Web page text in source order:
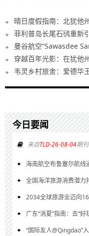
晴日度假指南：北犹他
菲利普岛长尾石鸻重新
曼谷航空“Sawasdee
穿越百年光影：在犹他
韦灵乡村旅舍：爱德华
今日要闻
来自TLD-26-08-04期
海南航空布鲁塞尔航线
全国海洋旅游消费潜力
2034全球旅游业迈向
广东“消夏”指南：去“好
“国际友人@Qingdao”